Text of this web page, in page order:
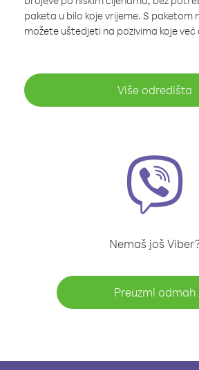
paketa u bilo koje vrijeme. S
možete uštedjeti na pozivima koje
Više odredišta
Nemaš još Viber?
Preuzmi odmah